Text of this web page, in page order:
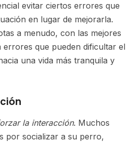
evitar ciertos errores que
en lugar de mejorarla.
a menudo, con las mejores
errores que pueden dificultar el
una vida más tranquila y
la interacción. Muchos
por socializar a su perro,